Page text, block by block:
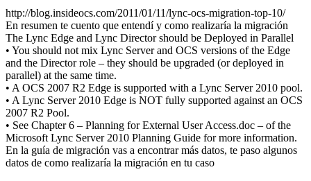
http://blog.insideocs.com/2011/01/11/lync-ocs-migration-top-10/
En resumen te cuento que entendí y como realizaría la migración
The Lync Edge and Lync Director should be Deployed in Parallel
• You should not mix Lync Server and OCS versions of the Edge
and the Director role – they should be upgraded (or deployed in
parallel) at the same time.
• A OCS 2007 R2 Edge is supported with a Lync Server 2010 pool.
• A Lync Server 2010 Edge is NOT fully supported against an OCS
2007 R2 Pool.
• See Chapter 6 – Planning for External User Access.doc – of the
Microsoft Lync Server 2010 Planning Guide for more information.
En la guía de migración vas a encontrar más datos, te paso algunos
datos de como realizaría la migración en tu caso